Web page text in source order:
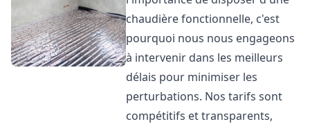
chaudière fonctionnelle, c'est
pourquoi nous nous engageons
à intervenir dans les meilleurs
délais pour minimiser les
perturbations. Nos tarifs sont
compétitifs et transparents,